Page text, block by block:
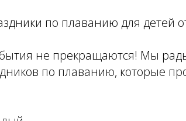
по плаванию для детей от
не прекращаются! Мы
по плаванию, которые